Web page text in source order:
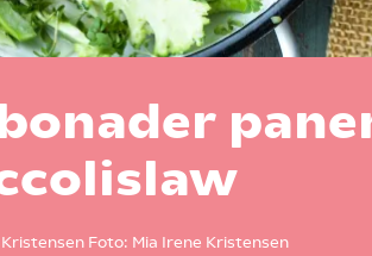
Foto: Mia Irene Kristensen